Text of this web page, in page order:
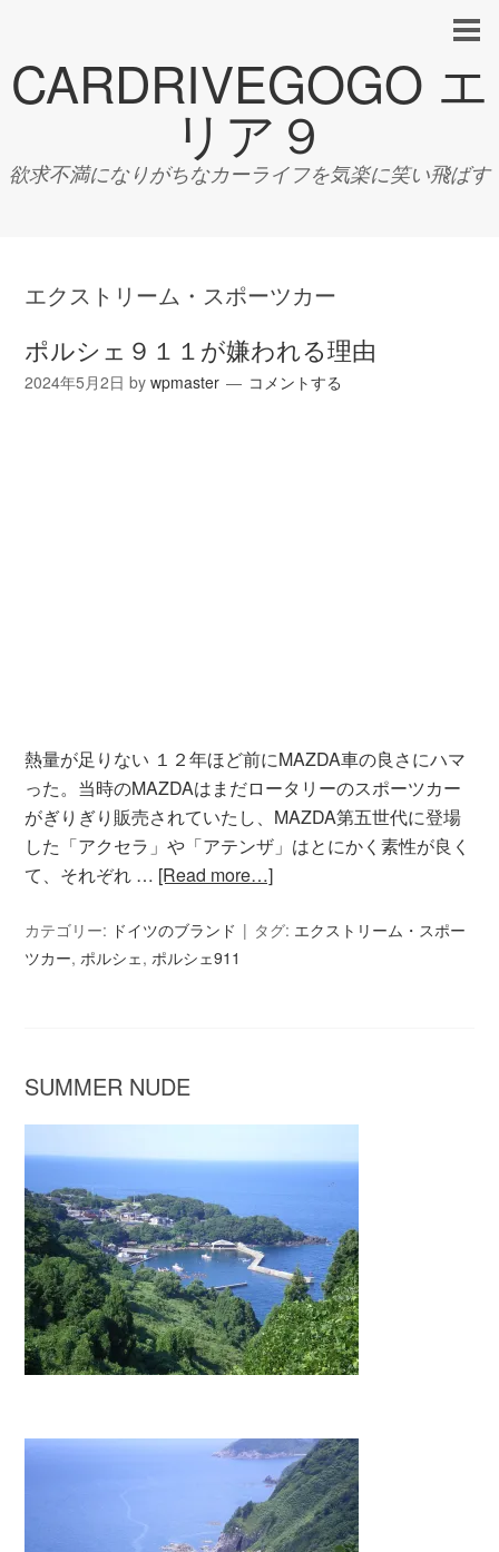
CARDRIVEGOGO エ
リア９
欲求不満になりがちなカーライフを気楽に笑い飛ばす
エクストリーム・スポーツカー
ポルシェ９１１が嫌われる理由
2024年5月2日 bywpmaster コメントする
熱量が足りない １２年ほど前にMAZDA車の良さにハマ
った。当時のMAZDAはまだロータリーのスポーツカー
がぎりぎり販売されていたし、MAZDA第五世代に登場
した「アクセラ」や「アテンザ」はとにかく素性が良く
て、それぞれ … [Read more…]
カテゴリー: ドイツのブランド タグ: エクストリーム・スポー
ツカー,ポルシェ,ポルシェ911
SUMMER NUDE